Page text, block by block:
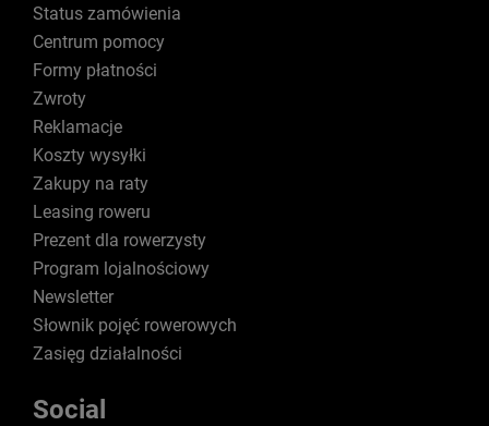
Status zamówienia
Centrum pomocy
Formy płatności
Zwroty
Reklamacje
Koszty wysyłki
Zakupy na raty
Leasing roweru
Prezent dla rowerzysty
Program lojalnościowy
Newsletter
Słownik pojęć rowerowych
Zasięg działalności
Social